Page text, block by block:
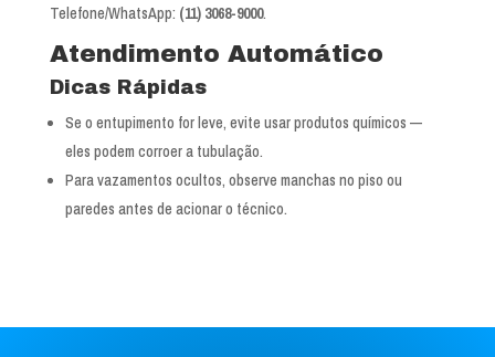
Telefone/WhatsApp: (11) 3068-9000.
Atendimento Automático
Dicas Rápidas
Se o entupimento for leve, evite usar produtos químicos —
eles podem corroer a tubulação.
Para vazamentos ocultos, observe manchas no piso ou
paredes antes de acionar o técnico.